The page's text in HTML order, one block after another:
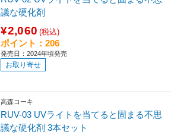
議な硬化剤
¥2,060 (税込)
ポイント：206
発売日：2024年頃発売
お取り寄せ
高森コーキ
RUV-03 UVライトを当てると固まる不思
議な硬化剤 3本セット